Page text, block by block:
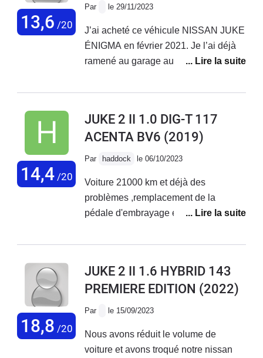
13,6 /20
Par le 29/11/2023
J’ai acheté ce véhicule NISSAN JUKE
ÉNIGMA en février 2021. Je l’ai déjà
ramené au garage au moins 4 fois(
j’ai toujours un bruitage au au niveau
qui Consomme aussi
14,4/20
JUKE 2 II 1.0 DIG-T 117
ACENTA BV6 (2019)
Par haddock le 06/10/2023
Voiture 21000 km et déjà des
problèmes ,remplacement de la
pédale d'embrayage et le support prise
problèmes le compteur electronique
stop start rdv avec le garage la
semaine prochaine, au niveau comfort
18,8 /20
JUKE 2 II 1.6 HYBRID 143
PREMIERE EDITION (2022)
Par le 15/09/2023
Nous avons réduit le volume de
voiture et avons troqué notre nissan